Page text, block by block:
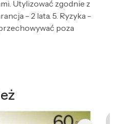
Utylizować zgodnie z
- 2 lata. 5. Ryzyka -
poza